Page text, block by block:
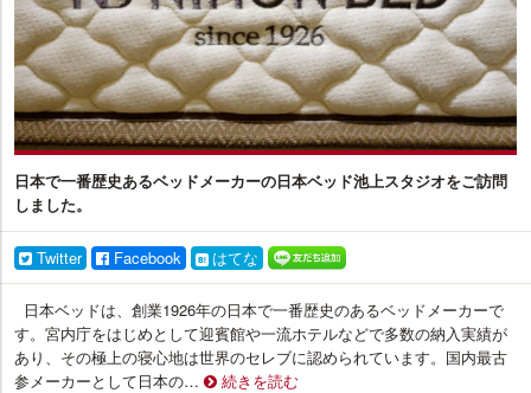
日本で一番歴史あるベッドメーカーの日本ベッド池上スタジオをご訪問
しました。
Twitter Facebook はてな
日本ベッドは、創業1926年の日本で一番歴史のあるベッドメーカーで
す。宮内庁をはじめとして迎賓館や一流ホテルなどで多数の納入実績が
あり、その極上の寝心地は世界のセレブに認められています。国内最古
参メーカーとして日本の…
続きを読む